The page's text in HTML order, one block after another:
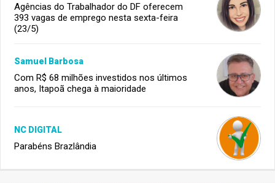
Agências do Trabalhador do DF oferecem
393 vagas de emprego nesta sexta-feira
(23/5)
Samuel Barbosa
Com R$ 68 milhões investidos nos últimos
anos, Itapoã chega à maioridade
NC DIGITAL
Parabéns Brazlândia